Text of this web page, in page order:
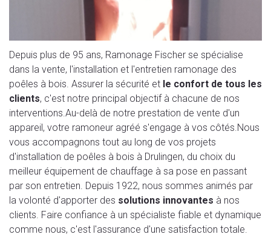
Depuis plus de 95 ans, Ramonage Fischer se spécialise
dans la vente, l'installation et l'entretien ramonage des
poêles à bois. Assurer la sécurité et le confort de tous les
clients, c'est notre principal objectif à chacune de nos
interventions.Au-delà de notre prestation de vente d'un
appareil, votre ramoneur agréé s'engage à vos côtés.Nous
vous accompagnons tout au long de vos projets
d'installation de poêles à bois à Drulingen, du choix du
meilleur équipement de chauffage à sa pose en passant
par son entretien. Depuis 1922, nous sommes animés par
la volonté d'apporter des solutions innovantes à nos
clients. Faire confiance à un spécialiste fiable et dynamique
comme nous, c'est l'assurance d'une satisfaction totale.